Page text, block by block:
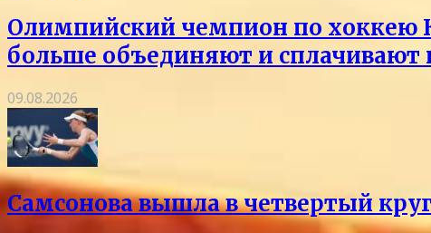
Олимпийский чемпион по хоккею
больше объединяют и сплачивают
09.08.2026
Самсонова вышла в четвертый